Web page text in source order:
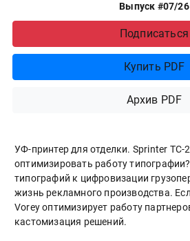
Выпуск #07/26
Подписаться
Купить PDF
Архив PDF
УФ-принтер для отделки. Sprinter ТС-
оптимизировать работу
типографий к цифровизации
жизнь рекламного производства.
Vorey оптимизирует работу
кастомизация решений.